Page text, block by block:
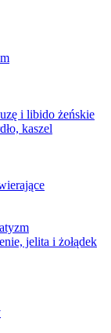
i libido żeńskie
kaszel
jelita i żołądek